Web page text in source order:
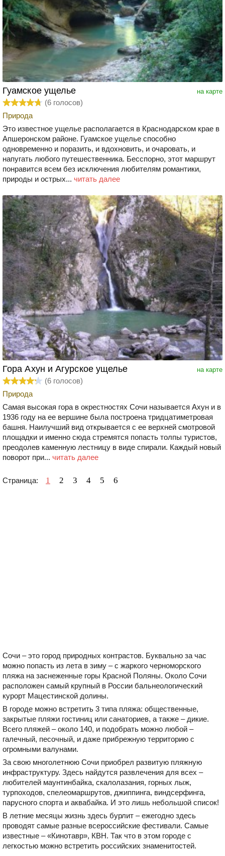
на карте
Гуамское ущелье
(6 голосов)
Природа
Это известное ущелье располагается в Краснодарском крае в
Апшеронском районе. Гуамское ущелье способно
одновременно и поразить, и вдохновить, и очаровать, и
напугать любого путешественника. Бесспорно, этот маршрут
понравится всем без исключения любителям романтики,
природы и острых... читать далее
на карте
Гора Ахун и Агурское ущелье
(6 голосов)
Природа
Самая высокая гора в окрестностях Сочи называется Ахун и в
1936 году на ее вершине была построена тридцатиметровая
башня. Наилучший вид открывается с ее верхней смотровой
площадки и именно сюда стремятся попасть толпы туристов,
преодолев каменную лестницу в виде спирали. Каждый новый
поворот при... читать далее
Страница: 1 2 3 4 5 6
Сочи – это город природных контрастов. Буквально за час
можно попасть из лета в зиму – с жаркого черноморского
пляжа на заснеженные горы Красной Поляны. Около Сочи
расположен самый крупный в России бальнеологический
курорт Мацестинской долины.
В городе можно встретить 3 типа пляжа: общественные,
закрытые пляжи гостиниц или санаториев, а также – дикие.
Всего пляжей – около 140, и подобрать можно любой –
галечный, песочный, и даже прибрежную территорию с
огромными валунами.
За свою многолетнюю Сочи приобрел развитую пляжную
инфраструктуру. Здесь найдутся развлечения для всех –
любителей маунтинбайка, скалолазания, горных лыж,
турпоходов, спелеомаршрутов, джиппинга, виндсерфинга,
парусного спорта и аквабайка. И это лишь небольшой список!
В летние месяцы жизнь здесь бурлит – ежегодно здесь
проводят самые разные всероссийские фестивали. Самые
известные – «Кинотавр», КВН. Так что в этом городе с
легкостью можно встретить российских знаменитостей.